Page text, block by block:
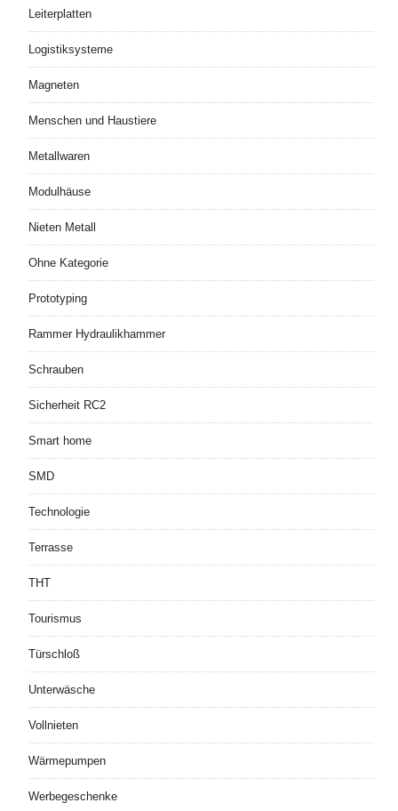
Leiterplatten
Logistiksysteme
Magneten
Menschen und Haustiere
Metallwaren
Modulhäuse
Nieten Metall
Ohne Kategorie
Prototyping
Rammer Hydraulikhammer
Schrauben
Sicherheit RC2
Smart home
SMD
Technologie
Terrasse
THT
Tourismus
Türschloß
Unterwäsche
Vollnieten
Wärmepumpen
Werbegeschenke